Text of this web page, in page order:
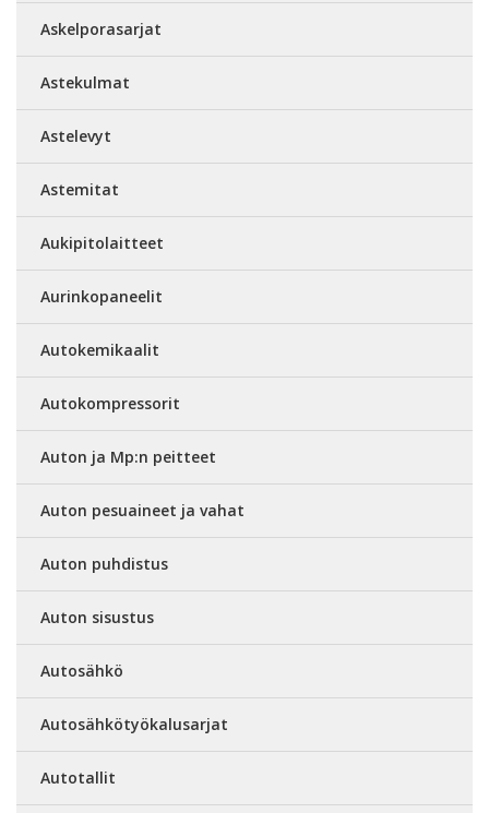
Askelporasarjat
Astekulmat
Astelevyt
Astemitat
Aukipitolaitteet
Aurinkopaneelit
Autokemikaalit
Autokompressorit
Auton ja Mp:n peitteet
Auton pesuaineet ja vahat
Auton puhdistus
Auton sisustus
Autosähkö
Autosähkötyökalusarjat
Autotallit